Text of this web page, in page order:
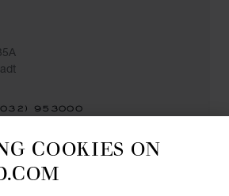
953000
COOKIES ON